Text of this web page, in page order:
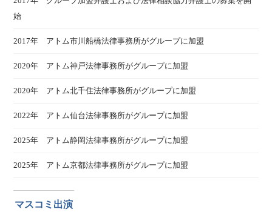
始
2017年 アトム市川船橋法律事務所がグループに加盟
2020年 アトム神戸法律事務所がグループに加盟
2020年 アトム北千住法律事務所がグループに加盟
2022年 アトム仙台法律事務所がグループに加盟
2025年 アトム静岡法律事務所がグループに加盟
2025年 アトム京都法律事務所がグループに加盟
マスコミ出演